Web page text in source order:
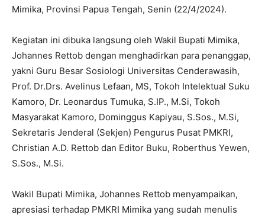
Mimika, Provinsi Papua Tengah, Senin (22/4/2024).
Kegiatan ini dibuka langsung oleh Wakil Bupati Mimika,
Johannes Rettob dengan menghadirkan para penanggap,
yakni Guru Besar Sosiologi Universitas Cenderawasih,
Prof. Dr.Drs. Avelinus Lefaan, MS, Tokoh Intelektual Suku
Kamoro, Dr. Leonardus Tumuka, S.IP., M.Si, Tokoh
Masyarakat Kamoro, Dominggus Kapiyau, S.Sos., M.Si,
Sekretaris Jenderal (Sekjen) Pengurus Pusat PMKRI,
Christian A.D. Rettob dan Editor Buku, Roberthus Yewen,
S.Sos., M.Si.
Wakil Bupati Mimika, Johannes Rettob menyampaikan,
apresiasi terhadap PMKRI Mimika yang sudah menulis